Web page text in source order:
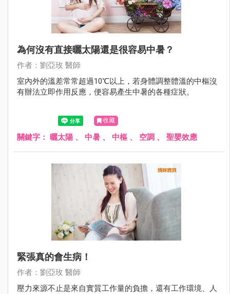
為何沒有直接曬太陽還是很容易中暑？
作者：劉亞玫 醫師
室內外的溫差常常超過10℃以上，若身體調整體溫的中樞沒
有辦法立即作用反應，便容易產生中暑的各種症狀。
收藏
關鍵字： 曬太陽 、 中暑 、 中樞 、 空調 、 聖嬰效應
緊張真的會生病！
作者：劉亞玫 醫師
壓力來源不止是來自實質工作量的負擔，還有工作環境、人